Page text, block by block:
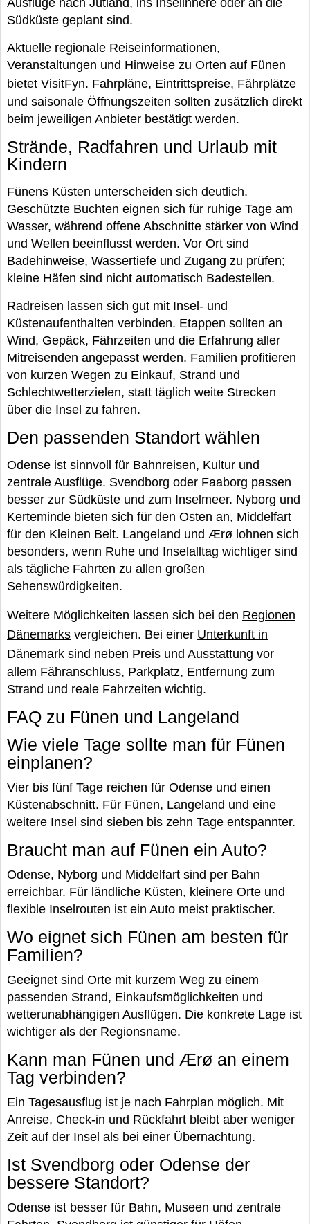
Südküste geplant sind.
Aktuelle regionale Reiseinformationen,
Veranstaltungen und Hinweise zu Orten auf Fünen
bietet VisitFyn. Fahrpläne, Eintrittspreise, Fährplätze
und saisonale Öffnungszeiten sollten zusätzlich direkt
beim jeweiligen Anbieter bestätigt werden.
Strände, Radfahren und Urlaub mit
Kindern
Fünens Küsten unterscheiden sich deutlich.
Geschützte Buchten eignen sich für ruhige Tage am
Wasser, während offene Abschnitte stärker von Wind
und Wellen beeinflusst werden. Vor Ort sind
Badehinweise, Wassertiefe und Zugang zu prüfen;
kleine Häfen sind nicht automatisch Badestellen.
Radreisen lassen sich gut mit Insel- und
Küstenaufenthalten verbinden. Etappen sollten an
Wind, Gepäck, Fährzeiten und die Erfahrung aller
Mitreisenden angepasst werden. Familien profitieren
von kurzen Wegen zu Einkauf, Strand und
Schlechtwetterzielen, statt täglich weite Strecken
über die Insel zu fahren.
Den passenden Standort wählen
Odense ist sinnvoll für Bahnreisen, Kultur und
zentrale Ausflüge. Svendborg oder Faaborg passen
besser zur Südküste und zum Inselmeer. Nyborg und
Kerteminde bieten sich für den Osten an, Middelfart
für den Kleinen Belt. Langeland und Ærø lohnen sich
besonders, wenn Ruhe und Inselalltag wichtiger sind
als tägliche Fahrten zu allen großen
Sehenswürdigkeiten.
Weitere Möglichkeiten lassen sich bei den Regionen
Dänemarks vergleichen. Bei einer Unterkunft in
Dänemark sind neben Preis und Ausstattung vor
allem Fähranschluss, Parkplatz, Entfernung zum
Strand und reale Fahrzeiten wichtig.
FAQ zu Fünen und Langeland
Wie viele Tage sollte man für Fünen
einplanen?
Vier bis fünf Tage reichen für Odense und einen
Küstenabschnitt. Für Fünen, Langeland und eine
weitere Insel sind sieben bis zehn Tage entspannter.
Braucht man auf Fünen ein Auto?
Odense, Nyborg und Middelfart sind per Bahn
erreichbar. Für ländliche Küsten, kleinere Orte und
flexible Inselrouten ist ein Auto meist praktischer.
Wo eignet sich Fünen am besten für
Familien?
Geeignet sind Orte mit kurzem Weg zu einem
passenden Strand, Einkaufsmöglichkeiten und
wetterunabhängigen Ausflügen. Die konkrete Lage ist
wichtiger als der Regionsname.
Kann man Fünen und Ærø an einem
Tag verbinden?
Ein Tagesausflug ist je nach Fahrplan möglich. Mit
Anreise, Check-in und Rückfahrt bleibt aber weniger
Zeit auf der Insel als bei einer Übernachtung.
Ist Svendborg oder Odense der
bessere Standort?
Odense ist besser für Bahn, Museen und zentrale